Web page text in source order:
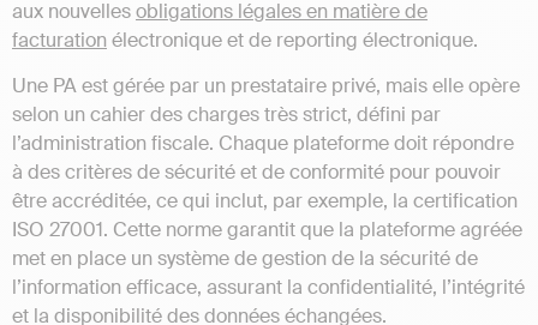
aux nouvellesobligations légales en matière de
facturation électronique et de reporting électronique.
Une PA est gérée par un prestataire privé, mais elle opère
selon un cahier des charges très strict, défini par
l’administration fiscale. Chaque plateforme doit répondre
à des critères de sécurité et de conformité pour pouvoir
être accréditée, ce qui inclut, par exemple, la certification
ISO 27001. Cette norme garantit que la plateforme agréée
met en place un système de gestion de la sécurité de
l’information efficace, assurant la confidentialité, l’intégrité
et la disponibilité des données échangées.